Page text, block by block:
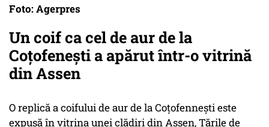
Foto: Agerpres
Un coif ca cel de aur de la
Coțofenești a apărut într-o vitrină
din Assen
O replică a coifului de aur de la Coțofennești este
expusă în vitrina unei clădiri din Assen, Țările de